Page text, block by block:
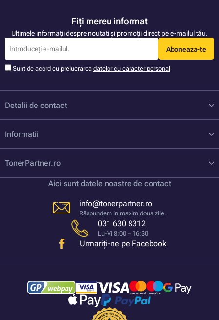
Fiți mereu informat
Ultimele informații despre noutati și promoții direct pe e-mailul tău.
Aboneaza-te
Sunt de acord cu prelucrarea datelor cu caracter personal
Detalii de contact
Informatii
TonerPartner.ro
Aici sunt datele noastre de contact
info@tonerpartner.ro
Răspundem in maxim doua zile.
031 630 8312
Lu-Vi 8:00 – 16:30
Urmariți-ne pe Facebook